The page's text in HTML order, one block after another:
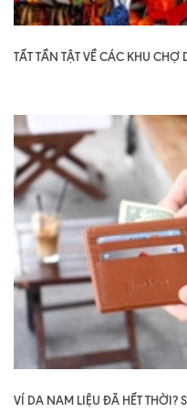
TẤT TẦN TẬT VỀ CÁC KHU CHỢ
VÍ DA NAM LIỆU ĐÃ HẾT THỜI?